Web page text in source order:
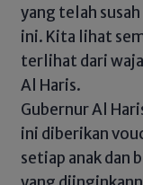
yang telah
ini. Kita lihat
terlihat dari
Al Haris.
Gubernur Al
ini diberikan
setiap anak dan